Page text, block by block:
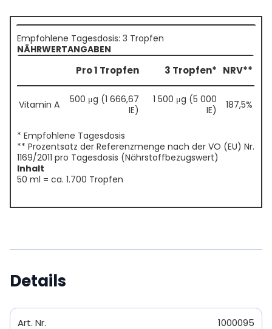
Empfohlene Tagesdosis: 3 Tropfen
NÄHRWERTANGABEN
Pro 1 Tropfen 3 Tropfen* NRV**
Vitamin A
500 μg (1 666,67
IE)
1 500 μg (5 000
IE)
187,5%
* Empfohlene Tagesdosis
** Prozentsatz der Referenzmenge nach der VO (EU) Nr.
1169/2011 pro Tagesdosis (Nährstoffbezugswert)
Inhalt
50 ml = ca. 1.700 Tropfen
Details
Art. Nr. 1000095